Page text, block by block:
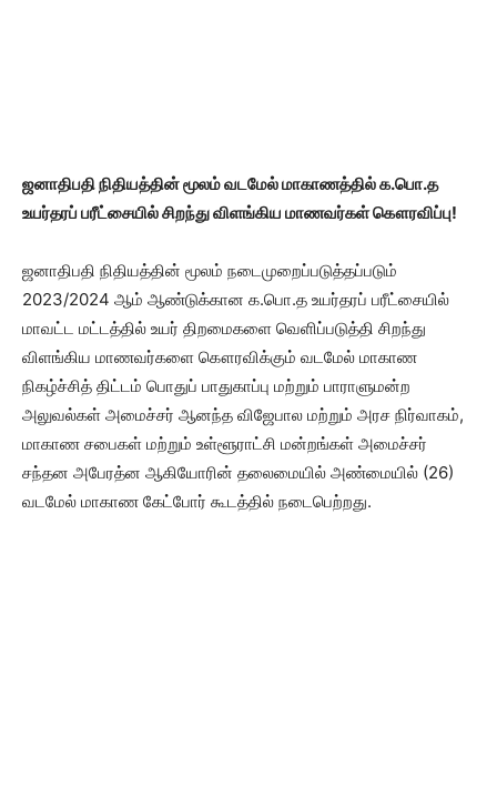
ஜனாதிபதி நிதியத்தின் மூலம் வடமேல் மாகாணத்தில் க.பொ.த
உயர்தரப் பரீட்சையில் சிறந்து விளங்கிய மாணவர்கள் கௌரவிப்பு!
ஜனாதிபதி நிதியத்தின் மூலம் நடைமுறைப்படுத்தப்படும்
2023/2024 ஆம் ஆண்டுக்கான க.பொ.த உயர்தரப் பரீட்சையில்
மாவட்ட மட்டத்தில் உயர் திறமைகளை வெளிப்படுத்தி சிறந்து
விளங்கிய மாணவர்களை கௌரவிக்கும் வடமேல் மாகாண
நிகழ்ச்சித் திட்டம் பொதுப் பாதுகாப்பு மற்றும் பாராளுமன்ற
அலுவல்கள் அமைச்சர் ஆனந்த விஜேபால மற்றும் அரச நிர்வாகம்,
மாகாண சபைகள் மற்றும் உள்ளூராட்சி மன்றங்கள் அமைச்சர்
சந்தன அபேரத்ன ஆகியோரின் தலைமையில் அண்மையில் (26)
வடமேல் மாகாண கேட்போர் கூடத்தில் நடைபெற்றது.